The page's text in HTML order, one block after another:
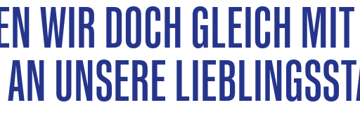
WIR DOCH GLEICH
UNSERE